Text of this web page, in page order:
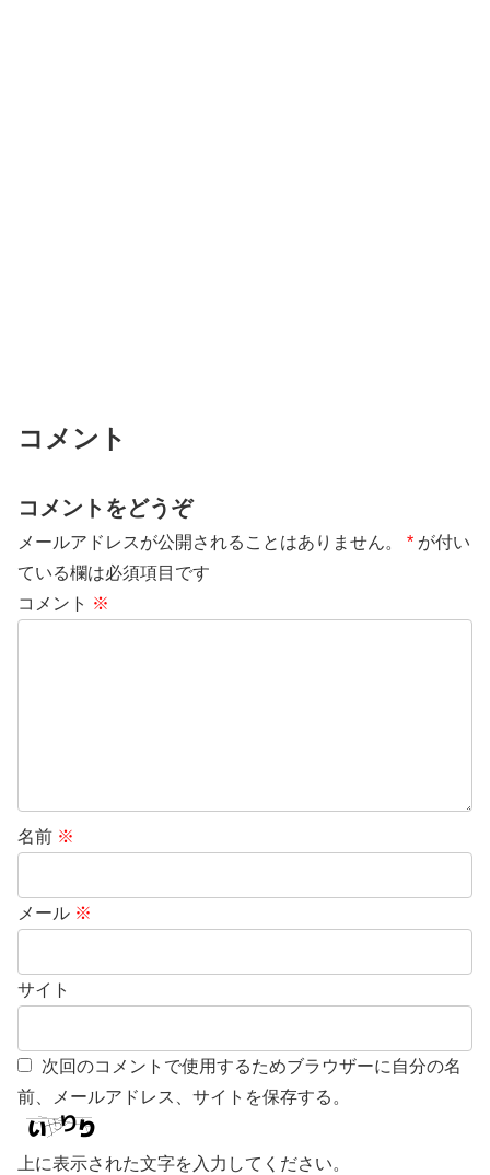
コメント
コメントをどうぞ
メールアドレスが公開されることはありません。 * が付い
ている欄は必須項目です
コメント ※
名前 ※
メール ※
サイト
次回のコメントで使用するためブラウザーに自分の名
前、メールアドレス、サイトを保存する。
上に表示された文字を入力してください。